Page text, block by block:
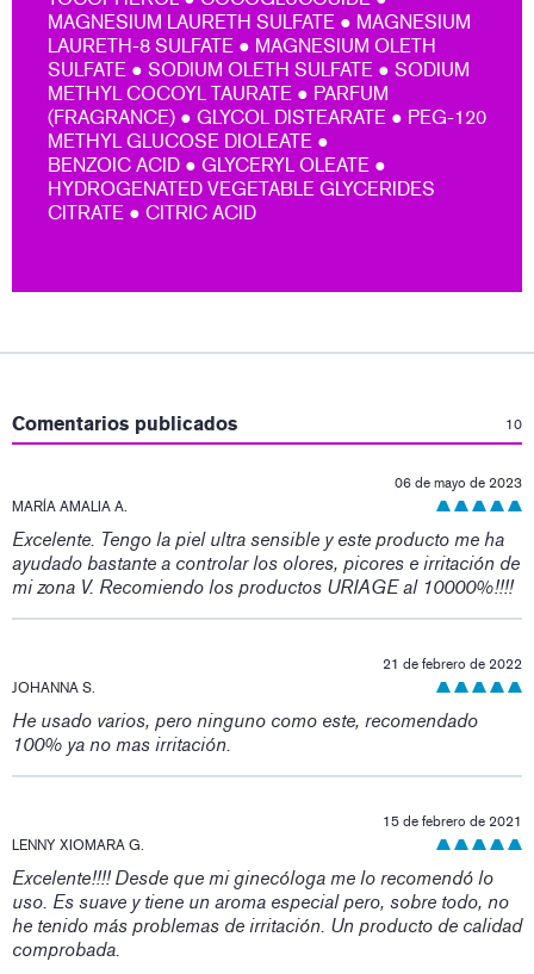
MAGNESIUM LAURETH SULFATE ● MAGNESIUM
LAURETH-8 SULFATE ● MAGNESIUM OLETH
SULFATE ● SODIUM OLETH SULFATE ● SODIUM
METHYL COCOYL TAURATE ● PARFUM
(FRAGRANCE) ● GLYCOL DISTEARATE ● PEG-120
METHYL GLUCOSE DIOLEATE ●
BENZOIC ACID ● GLYCERYL OLEATE ●
HYDROGENATED VEGETABLE GLYCERIDES
CITRATE ● CITRIC ACID
Comentarios publicados: 10
MARÍA AMALIA A.
06 de mayo de 2023
Excelente. Tengo la piel ultra sensible y este producto me ha
ayudado bastante a controlar los olores, picores e irritación de
mi zona V. Recomiendo los productos URIAGE al 10000%!!!!
JOHANNA S.
21 de febrero de 2022
He usado varios, pero ninguno como este, recomendado
100% ya no mas irritación.
LENNY XIOMARA G.
15 de febrero de 2021
Excelente!!!! Desde que mi ginecóloga me lo recomendó lo
uso. Es suave y tiene un aroma especial pero, sobre todo, no
he tenido más problemas de irritación. Un producto de calidad
comprobada.